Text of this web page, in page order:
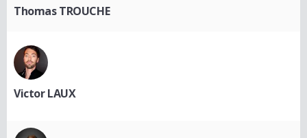
Thomas TROUCHE
Victor LAUX